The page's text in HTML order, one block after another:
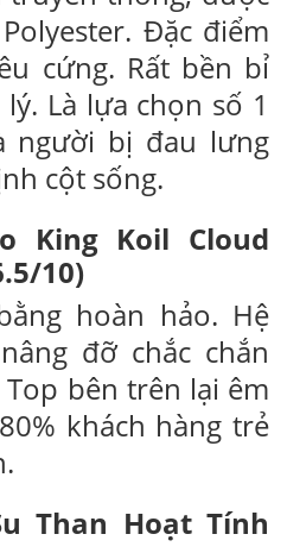
Đặc điểm
cứng. Rất bền bỉ
Là lựa chọn số 1
người bị đau lưng
cột sống.
King Koil Cloud
10)
hoàn hảo. Hệ
đỡ chắc chắn
bên trên lại êm
khách hàng trẻ
Than Hoạt Tính